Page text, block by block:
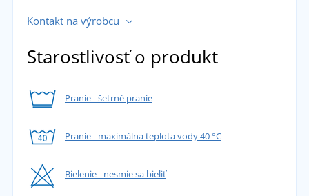
Kontakt na výrobcu
Starostlivosť o produkt
Pranie - šetrné pranie
Pranie - maximálna teplota vody 40 °C
Bielenie - nesmie sa bieliť